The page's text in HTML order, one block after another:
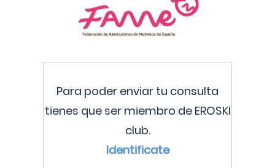
Para poder enviar tu consulta
tienes que ser miembro de EROSKI
club.
Identificate